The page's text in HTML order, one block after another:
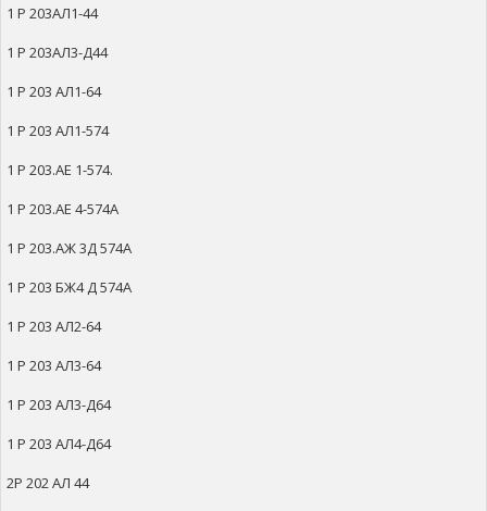
1 Р 203АЛ1-44
1 Р 203АЛ3-Д44
1 Р 203 АЛ1-64
1 Р 203 АЛ1-574
1 Р 203.АЕ 1-574.
1 Р 203.АЕ 4-574А
1 Р 203.АЖ 3Д 574А
1 Р 203 БЖ4 Д 574А
1 Р 203 АЛ2-64
1 Р 203 АЛ3-64
1 Р 203 АЛ3-Д64
1 Р 203 АЛ4-Д64
2Р 202 АЛ 44